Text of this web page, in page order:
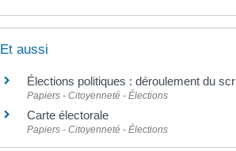
Et aussi
Élections politiques : déroulement du
Papiers - Citoyenneté - Élections
Carte électorale
Papiers - Citoyenneté - Élections